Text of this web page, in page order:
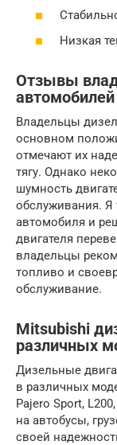
Низкая
Отзывы
Владельцы
основном
отмечают их
тягу. Однако
шумность
обслуживания. Я
автомобиля и
двигателя
владельцы
топливо и
обслуживание.
Mitsubishi
различных
Дизельные
в различных
Pajero Sport,
на автобусы,
своей